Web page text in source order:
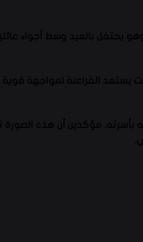
يحتفل بالعيد وسط أجواء
الفراعنة لمواجهة قوية
بأسرته، مؤكدين أن هذه